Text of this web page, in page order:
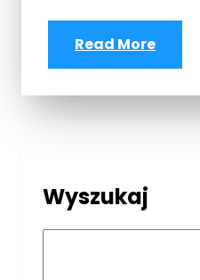
Read More
Wyszukaj